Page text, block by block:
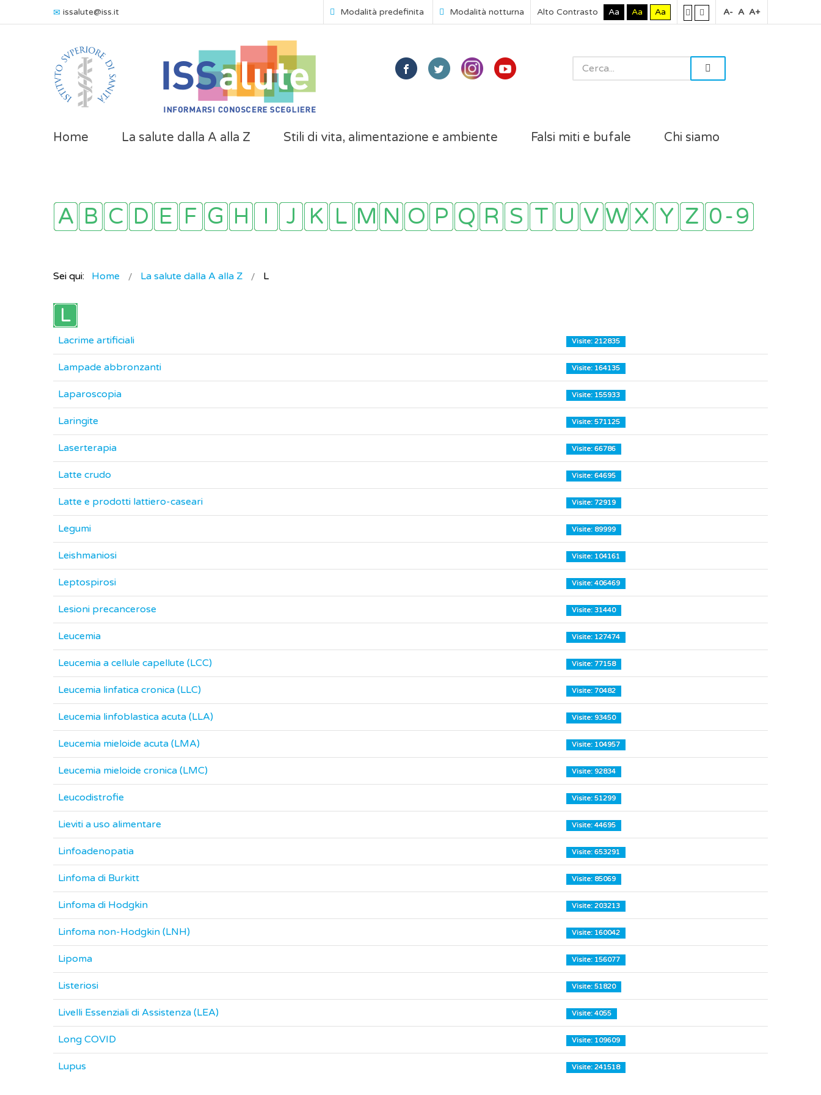
issalute@iss.it Modalità predefinita Modalità notturna Alto Contrasto Aa Aa Aa A- A A+
Home La salute dalla A alla Z Stili di vita, alimentazione e ambiente Falsi miti e bufale Chi siamo
Sei qui: Home La salute dalla A alla Z L
Lacrime artificiali Visite: 212835
Lampade abbronzanti Visite: 164135
Laparoscopia Visite: 155933
Laringite Visite: 571125
Laserterapia Visite: 66786
Latte crudo Visite: 64695
Latte e prodotti lattiero-caseari Visite: 72919
Legumi Visite: 89999
Leishmaniosi Visite: 104161
Leptospirosi Visite: 406469
Lesioni precancerose Visite: 31440
Leucemia Visite: 127474
Leucemia a cellule capellute (LCC) Visite: 77158
Leucemia linfatica cronica (LLC) Visite: 70482
Leucemia linfoblastica acuta (LLA) Visite: 93450
Leucemia mieloide acuta (LMA) Visite: 104957
Leucemia mieloide cronica (LMC) Visite: 92834
Leucodistrofie Visite: 51299
Lieviti a uso alimentare Visite: 44695
Linfoadenopatia Visite: 653291
Linfoma di Burkitt Visite: 85069
Linfoma di Hodgkin Visite: 203213
Linfoma non-Hodgkin (LNH) Visite: 160042
Lipoma Visite: 156077
Listeriosi Visite: 51820
Livelli Essenziali di Assistenza (LEA) Visite: 4055
Long COVID Visite: 109609
Lupus Visite: 241518